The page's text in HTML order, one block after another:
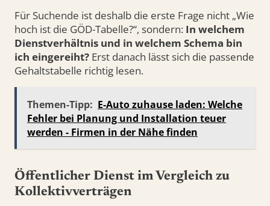
Für Suchende ist deshalb die erste Frage nicht „Wie
hoch ist die GÖD-Tabelle?“, sondern: In welchem
Dienstverhältnis und in welchem Schema bin
ich eingereiht? Erst danach lässt sich die passende
Gehaltstabelle richtig lesen.
Themen-Tipp: E-Auto zuhause laden: Welche
Fehler bei Planung und Installation teuer
werden - Firmen in der Nähe finden
Öffentlicher Dienst im Vergleich zu
Kollektivverträgen